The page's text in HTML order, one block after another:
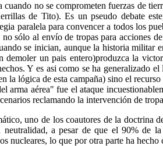
no se comprometen fuerzas de
de Tito). Es un pseudo debate
paralela para convencer a todos los
sólo al envío de tropas para acciones
se inician, aunque la historia
un pais entero)produzca la
Y es asi como se ha
lógica de esta campaña) sino el
aérea" fue el ataque
reclamando la intervención de
uno de los coautores de la doctrina
a pesar de que el 90% de
nucleares, lo que por otra parte ha